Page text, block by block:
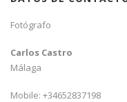
Fotógrafo
Carlos Castro
Málaga
Mobile: +34652837198